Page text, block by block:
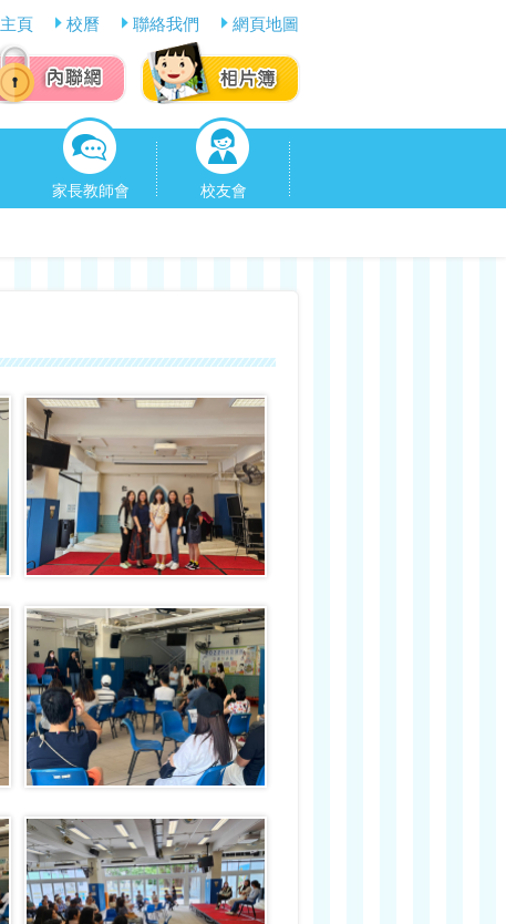
主頁 校曆 聯絡我們 網頁地圖
家長教師會 校友會